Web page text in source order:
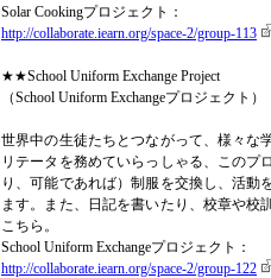
Solar Cookingプロジェクト：
http://collaborate.iearn.org/space-2/group-113
★★School Uniform Exchange Project
（School Uniform Exchangeプロジェクト）
世界中の生徒たちとつながって、様々な
リテータを務めていらっしゃる、このプ
り、可能であれば）制服を交換し、活
ます。また、日記を書いたり、校章や校
こちら。
School Uniform Exchangeプロジェクト：
http://collaborate.iearn.org/space-2/group-122